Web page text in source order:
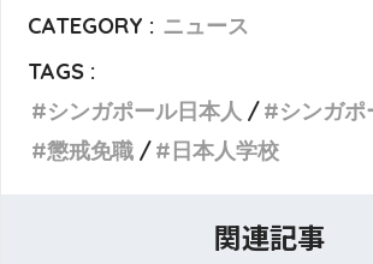
CATEGORY : ニュース
TAGS :
シンガポール日本人
シンガ
懲戒免職
日本人学校
関連記事